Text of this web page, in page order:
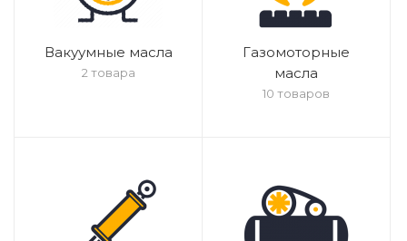
Вакуумные масла
2 товара
Газомоторные
масла
10 товаров